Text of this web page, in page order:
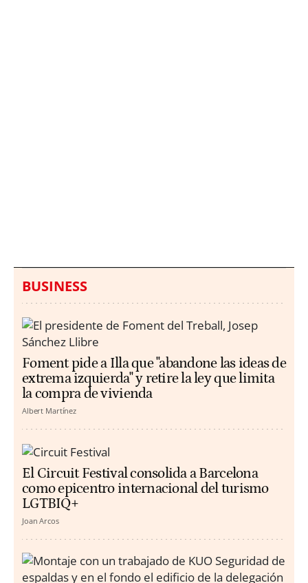
BUSINESS
Foment pide a Illa que "abandone las ideas de
extrema izquierda" y retire la ley que limita
la compra de vivienda
Albert Martínez
El Circuit Festival consolida a Barcelona
como epicentro internacional del turismo
LGTBIQ+
Joan Arcos